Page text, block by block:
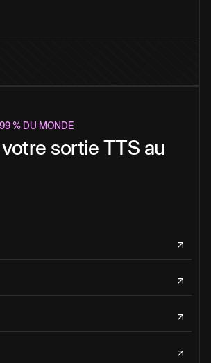
% DU MONDE
sortie TTS au